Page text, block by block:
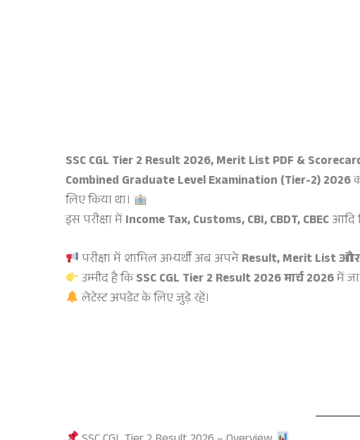
SSC CGL Tier 2 Result 2026, Merit List PDF &
Combined Graduate Level Examination (Tier-2) 2026
लिए किया था।
इस परीक्षा मेंIncome Tax, Customs, CBI, CBDT, CBECआदि
परीक्षा में शामिल अभ्यर्थी अब अपनेResult, Merit List
उम्मीद है किSSC CGL Tier 2 Result 2026 मार्च 2026में
लेटेस्ट अपडेट के लिए जुड़े रहें।